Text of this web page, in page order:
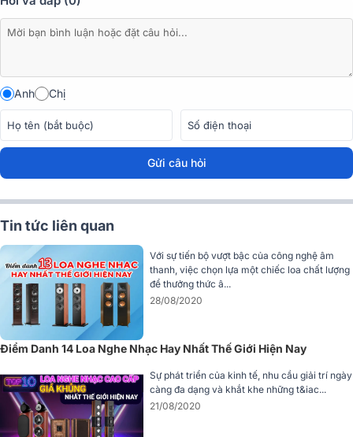
là yếu tố then chốt để Yamaha NS-B330 đáp ứng tốt chuẩn
Âm thanh phân giải cao (Hi-Res Audio)
chi tiết và sắc nét hơn hẳn các dòng loa bookshelf phổ thông.
Aluminum Wire)cho độ tuyến tính cao, đồng thời loại bỏ sắc
âm gắt thường thấy ở loa kim loại, giúp dải cao trở nên sáng,
giàu nhạc tính và không gây chói tai.
Với dải tần đáp ứng
chuẩn
, Yamaha NS-B330 mang đến âm thanh cân bằng và
giàu chi tiết. Dù sử dụng để nghe nhạc Hi-Fi, chơi nhạc số chất
chất âm trong trẻo, trung thực và đầy cảm xúc.
Anh Chị
Gửi câu hỏi
Tin tức liên quan
Với sự tiến bộ vượt bậc của công nghệ âm
thanh, việc chọn lựa một chiếc loa chất lượng
để thưởng thức â...
28/08/2020
Điểm Danh 14 Loa Nghe Nhạc Hay Nhất Thế Giới Hiện Nay
Sự phát triển của kinh tế, nhu cầu giải trí ngày
càng đa dạng và khắt khe những t&iac...
21/08/2020